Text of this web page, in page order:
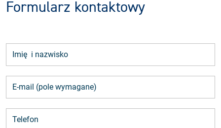
Formularz kontaktowy
Imię i nazwisko (
E-mail
E-mail